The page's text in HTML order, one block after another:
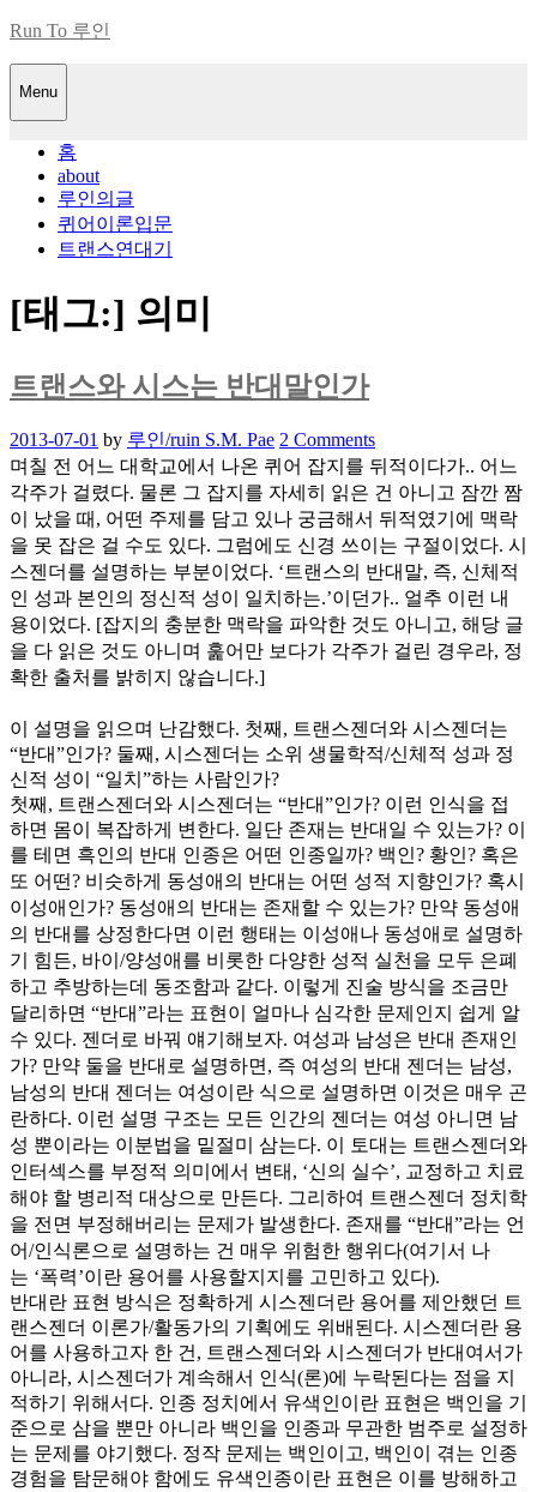
Skip
content
Run To 루인
Menu
홈
about
루인의글
퀴어이론입문
트랜스연대기
[태그:] 의미
트랜스와 시스는 반대말인가
Posted
on
2013-07-01 by 루인/ruin S.M. Pae 2 Comments
며칠 전 어느 대학교에서 나온 퀴어 잡지를 뒤적이다가.. 어느
각주가 걸렸다. 물론 그 잡지를 자세히 읽은 건 아니고 잠깐 짬
이 났을 때, 어떤 주제를 담고 있나 궁금해서 뒤적였기에 맥락
을 못 잡은 걸 수도 있다. 그럼에도 신경 쓰이는 구절이었다. 시
스젠더를 설명하는 부분이었다. ‘트랜스의 반대말, 즉, 신체적
인 성과 본인의 정신적 성이 일치하는.’이던가.. 얼추 이런 내
용이었다. [잡지의 충분한 맥락을 파악한 것도 아니고, 해당 글
을 다 읽은 것도 아니며 훑어만 보다가 각주가 걸린 경우라, 정
확한 출처를 밝히지 않습니다.]
이 설명을 읽으며 난감했다. 첫째, 트랜스젠더와 시스젠더는
“반대”인가? 둘째, 시스젠더는 소위 생물학적/신체적 성과 정
신적 성이 “일치”하는 사람인가?
첫째, 트랜스젠더와 시스젠더는 “반대”인가? 이런 인식을 접
하면 몸이 복잡하게 변한다. 일단 존재는 반대일 수 있는가? 이
를 테면 흑인의 반대 인종은 어떤 인종일까? 백인? 황인? 혹은
또 어떤? 비슷하게 동성애의 반대는 어떤 성적 지향인가? 혹시
이성애인가? 동성애의 반대는 존재할 수 있는가? 만약 동성애
의 반대를 상정한다면 이런 행태는 이성애나 동성애로 설명하
기 힘든, 바이/양성애를 비롯한 다양한 성적 실천을 모두 은폐
하고 추방하는데 동조함과 같다. 이렇게 진술 방식을 조금만
달리하면 “반대”라는 표현이 얼마나 심각한 문제인지 쉽게 알
수 있다. 젠더로 바꿔 얘기해보자. 여성과 남성은 반대 존재인
가? 만약 둘을 반대로 설명하면, 즉 여성의 반대 젠더는 남성,
남성의 반대 젠더는 여성이란 식으로 설명하면 이것은 매우 곤
란하다. 이런 설명 구조는 모든 인간의 젠더는 여성 아니면 남
성 뿐이라는 이분법을 밑절미 삼는다. 이 토대는 트랜스젠더와
인터섹스를 부정적 의미에서 변태, ‘신의 실수’, 교정하고 치료
해야 할 병리적 대상으로 만든다. 그리하여 트랜스젠더 정치학
을 전면 부정해버리는 문제가 발생한다. 존재를 “반대”라는 언
어/인식론으로 설명하는 건 매우 위험한 행위다(여기서 나
는 ‘폭력’이란 용어를 사용할지지를 고민하고 있다).
반대란 표현 방식은 정확하게 시스젠더란 용어를 제안했던 트
랜스젠더 이론가/활동가의 기획에도 위배된다. 시스젠더란 용
어를 사용하고자 한 건, 트랜스젠더와 시스젠더가 반대여서가
아니라, 시스젠더가 계속해서 인식(론)에 누락된다는 점을 지
적하기 위해서다. 인종 정치에서 유색인이란 표현은 백인을 기
준으로 삼을 뿐만 아니라 백인을 인종과 무관한 범주로 설정하
는 문제를 야기했다. 정작 문제는 백인이고, 백인이 겪는 인종
경험을 탐문해야 함에도 유색인종이란 표현은 이를 방해하고